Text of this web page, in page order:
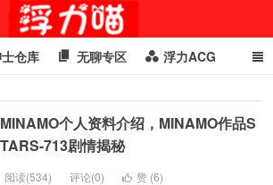
喵星闻
仓库 无聊专区 浮力ACG
MINAMO个人资料介绍，MINAMO作品S
TARS-713剧情揭秘
阅读(534) 评论(0) 赞 (6)